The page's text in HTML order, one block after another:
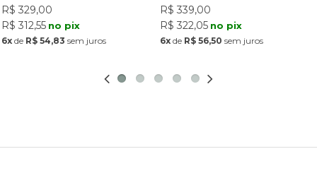
R$ 329,00
R$ 312,55 no pix
6x de R$ 54,83 sem juros
R$ 339,00
R$ 322,05 no pix
6x de R$ 56,50 sem juros